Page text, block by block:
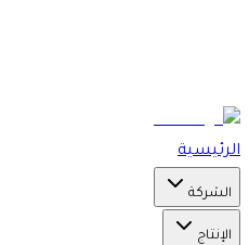
الرئيسية
الشركة
الإنتاج